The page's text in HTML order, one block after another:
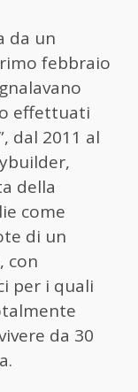
da un
febbraio
effettuati
dal 2011 al
della
come
di un
con
per i quali
da 30